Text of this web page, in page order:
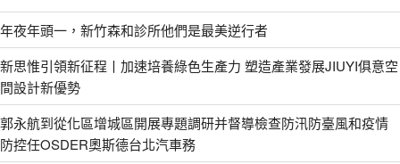
年夜年頭一，新竹森和診所他們是最美逆行者
新思惟引領新征程丨加速培養綠色生產力 塑造產業發展JIUYI俱意空
間設計新優勢
郭永航到從化區增城區開展專題調研并督導檢查防汛防臺風和疫情
防控任OSDER奧斯德台北汽車務